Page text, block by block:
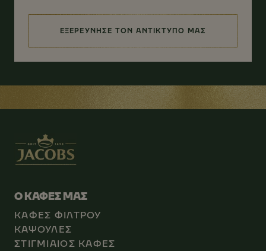
ΕΞΕΡΕΥΝΗΣΕ ΤΟΝ ΑΝΤΙΚΤΥΠΟ ΜΑΣ
Ο ΚΑΦΕΣ ΜΑΣ
ΚΑΦΕΣ ΦΙΛΤΡΟΥ
ΚΑΨΟΥΛΕΣ
ΣΤΙΓΜΙΑΙΟΣ ΚΑΦΕΣ